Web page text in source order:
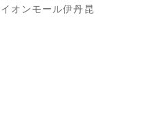
オンモール伊丹昆